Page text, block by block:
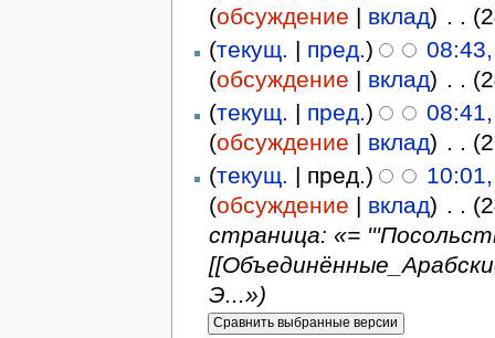
(обсуждение | вклад)
(текущ. | пред.)
(обсуждение | вклад) . .
(текущ. | пред.)
(обсуждение | вклад) . .
(текущ. | пред.)
(обсуждение | вклад) . .
страница: «=
Э...»)